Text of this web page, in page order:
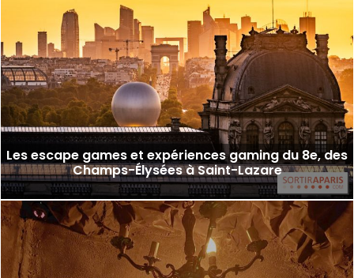
Les escape games et expériences gaming du 8e, des
Champs-Élysées à Saint-Lazare